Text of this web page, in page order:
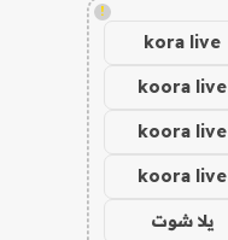
!
kora live
koora live
koora live
koora live
يلا شوت